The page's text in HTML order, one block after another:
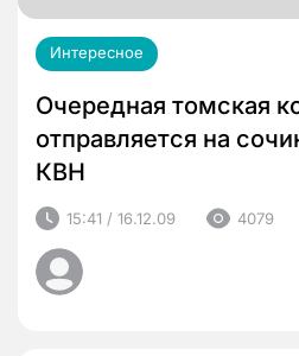
Интересное
Очередная томская
отправляется на
КВН
15:41 / 16.12.09 4079